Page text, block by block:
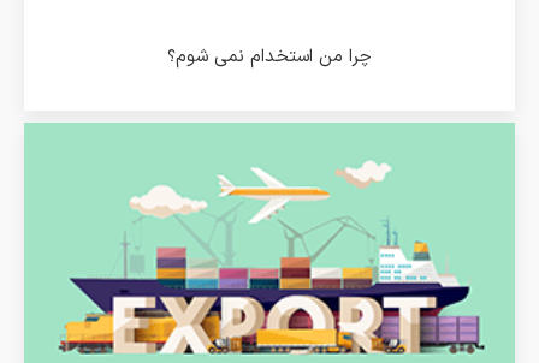
چرا من استخدام نمی شوم؟